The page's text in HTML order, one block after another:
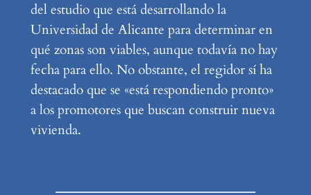
del estudio que está desarrollando la
Universidad de Alicante para determinar en
qué zonas son viables, aunque todavía no hay
fecha para ello. No obstante, el regidor sí ha
destacado que se «está respondiendo pronto»
a los promotores que buscan construir nueva
vivienda.